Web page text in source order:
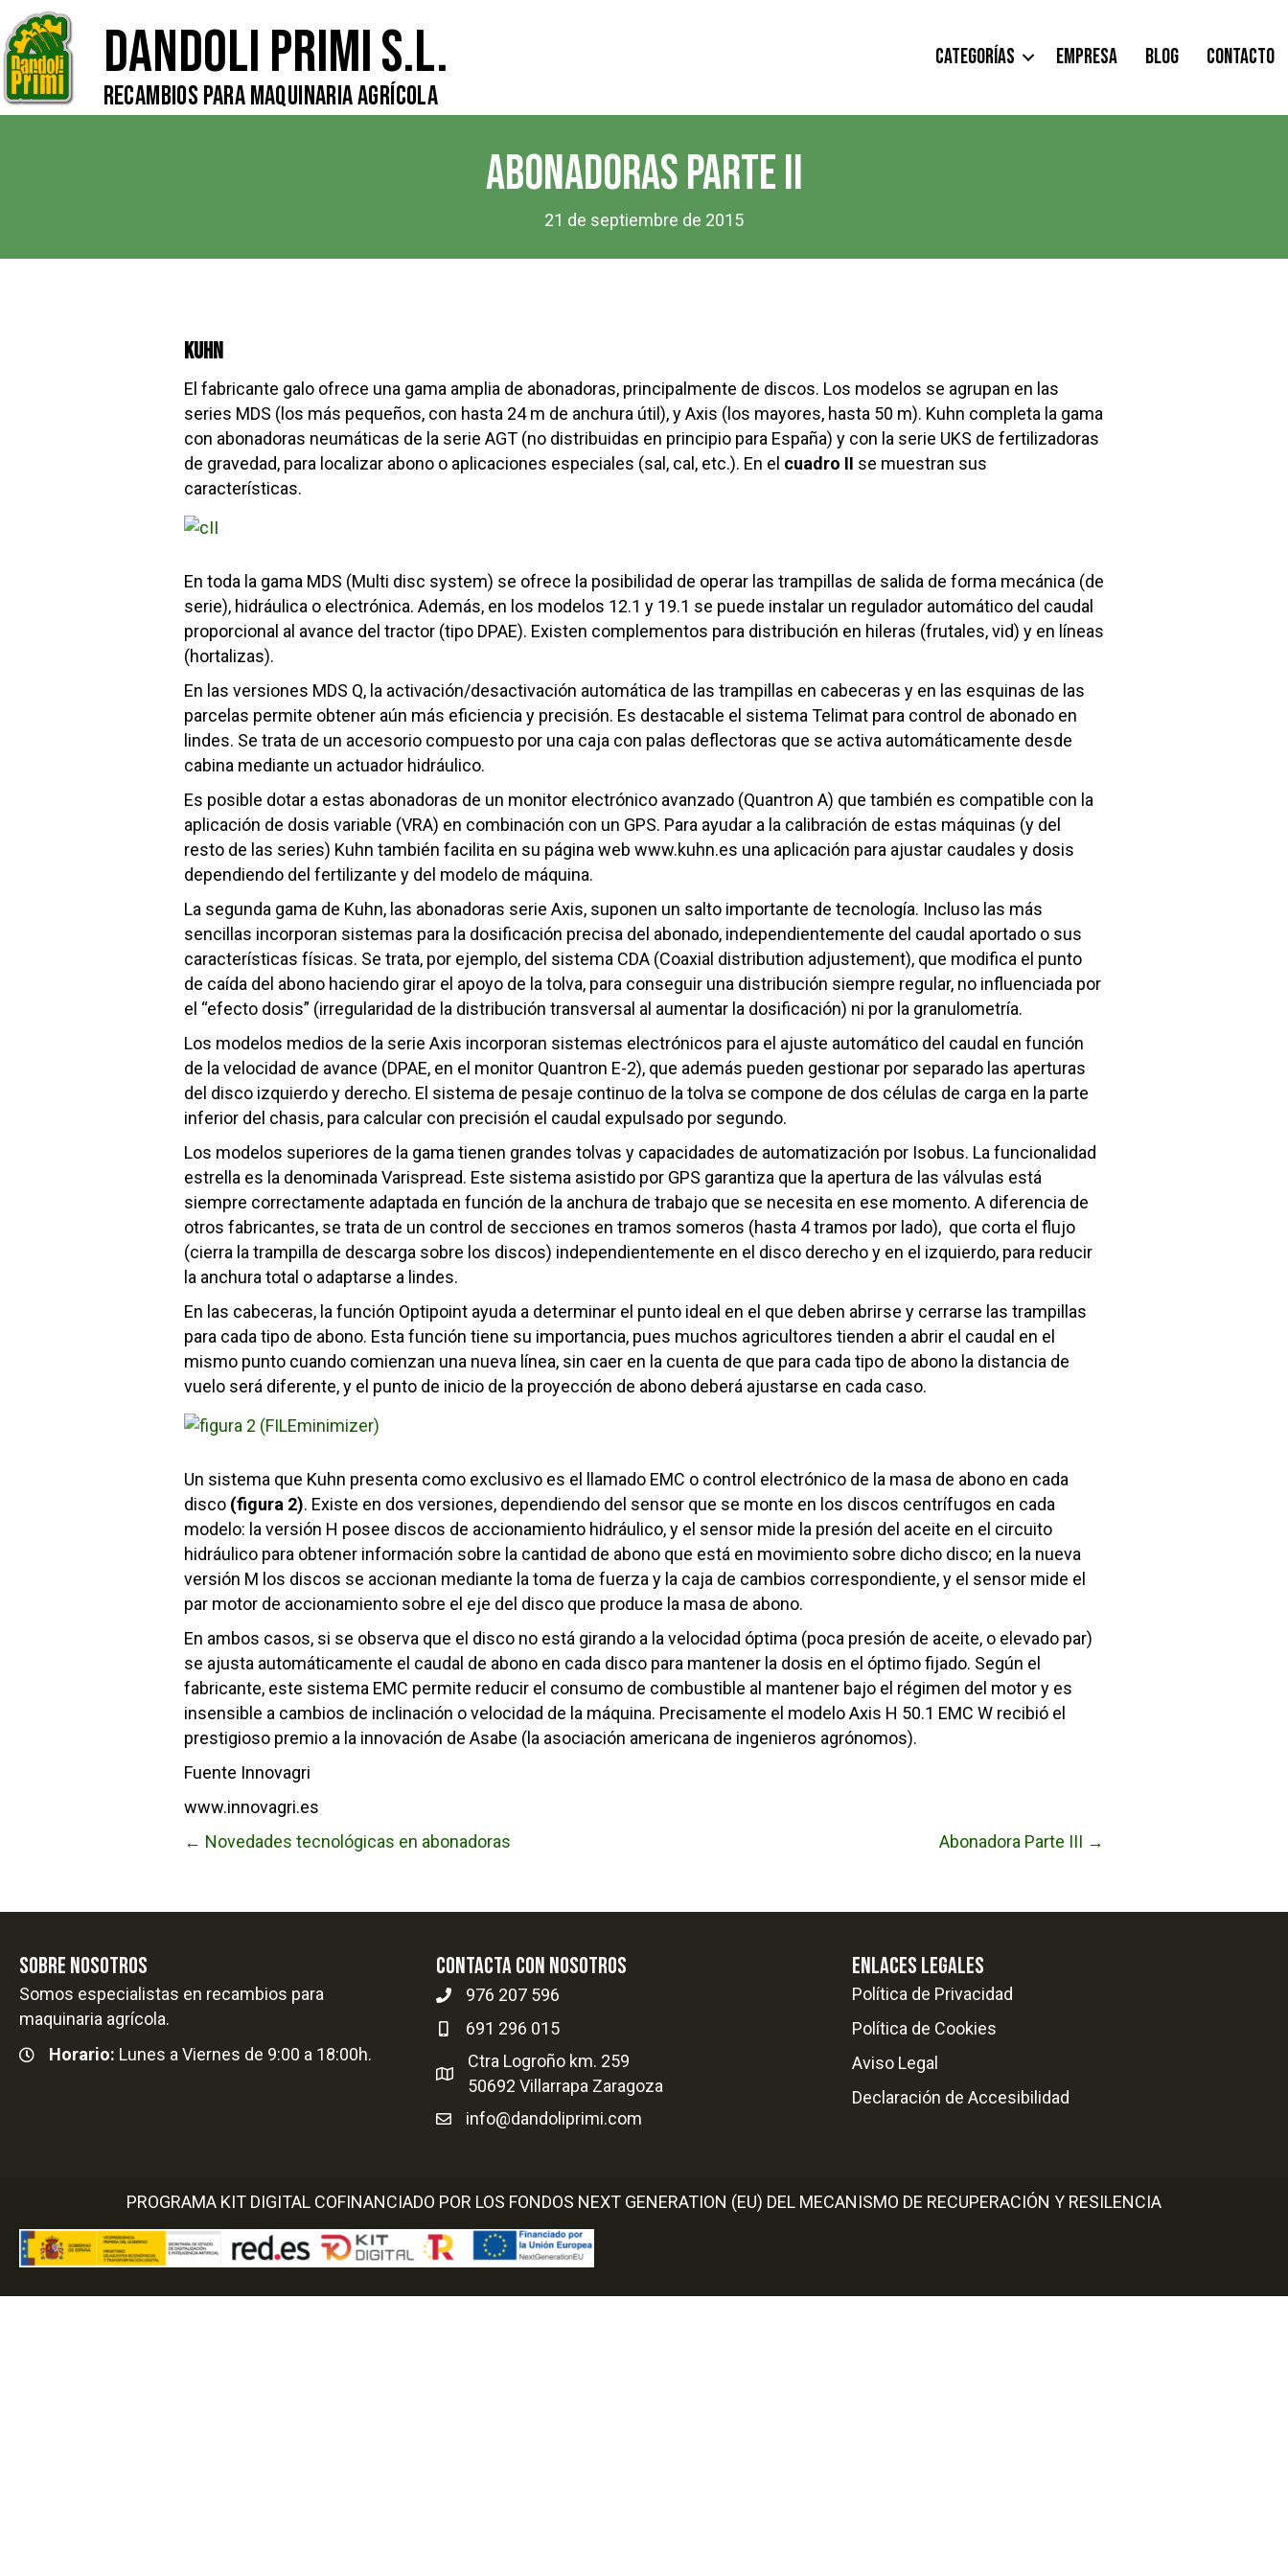
Dandoli Primi S.L.
Recambios para Maquinaria Agrícola
CATEGORÍAS EMPRESA BLOG CONTACTO
ABONADORAS PARTE II
21 de septiembre de 2015
Kuhn
El fabricante galo ofrece una gama amplia de abonadoras, principalmente de discos. Los modelos se agrupan en las
series MDS (los más pequeños, con hasta 24 m de anchura útil), y Axis (los mayores, hasta 50 m). Kuhn completa la gama
con abonadoras neumáticas de la serie AGT (no distribuidas en principio para España) y con la serie UKS de fertilizadoras
de gravedad, para localizar abono o aplicaciones especiales (sal, cal, etc.). En el cuadro II se muestran sus
características.
En toda la gama MDS (Multi disc system) se ofrece la posibilidad de operar las trampillas de salida de forma mecánica (de
serie), hidráulica o electrónica. Además, en los modelos 12.1 y 19.1 se puede instalar un regulador automático del caudal
proporcional al avance del tractor (tipo DPAE). Existen complementos para distribución en hileras (frutales, vid) y en líneas
(hortalizas).
En las versiones MDS Q, la activación/desactivación automática de las trampillas en cabeceras y en las esquinas de las
parcelas permite obtener aún más eficiencia y precisión. Es destacable el sistema Telimat para control de abonado en
lindes. Se trata de un accesorio compuesto por una caja con palas deflectoras que se activa automáticamente desde
cabina mediante un actuador hidráulico.
Es posible dotar a estas abonadoras de un monitor electrónico avanzado (Quantron A) que también es compatible con la
aplicación de dosis variable (VRA) en combinación con un GPS. Para ayudar a la calibración de estas máquinas (y del
resto de las series) Kuhn también facilita en su página web www.kuhn.es una aplicación para ajustar caudales y dosis
dependiendo del fertilizante y del modelo de máquina.
La segunda gama de Kuhn, las abonadoras serie Axis, suponen un salto importante de tecnología. Incluso las más
sencillas incorporan sistemas para la dosificación precisa del abonado, independientemente del caudal aportado o sus
características físicas. Se trata, por ejemplo, del sistema CDA (Coaxial distribution adjustement), que modifica el punto
de caída del abono haciendo girar el apoyo de la tolva, para conseguir una distribución siempre regular, no influenciada por
el “efecto dosis” (irregularidad de la distribución transversal al aumentar la dosificación) ni por la granulometría.
Los modelos medios de la serie Axis incorporan sistemas electrónicos para el ajuste automático del caudal en función
de la velocidad de avance (DPAE, en el monitor Quantron E-2), que además pueden gestionar por separado las aperturas
del disco izquierdo y derecho. El sistema de pesaje continuo de la tolva se compone de dos células de carga en la parte
inferior del chasis, para calcular con precisión el caudal expulsado por segundo.
Los modelos superiores de la gama tienen grandes tolvas y capacidades de automatización por Isobus. La funcionalidad
estrella es la denominada Varispread. Este sistema asistido por GPS garantiza que la apertura de las válvulas está
siempre correctamente adaptada en función de la anchura de trabajo que se necesita en ese momento. A diferencia de
otros fabricantes, se trata de un control de secciones en tramos someros (hasta 4 tramos por lado), que corta el flujo
(cierra la trampilla de descarga sobre los discos) independientemente en el disco derecho y en el izquierdo, para reducir
la anchura total o adaptarse a lindes.
En las cabeceras, la función Optipoint ayuda a determinar el punto ideal en el que deben abrirse y cerrarse las trampillas
para cada tipo de abono. Esta función tiene su importancia, pues muchos agricultores tienden a abrir el caudal en el
mismo punto cuando comienzan una nueva línea, sin caer en la cuenta de que para cada tipo de abono la distancia de
vuelo será diferente, y el punto de inicio de la proyección de abono deberá ajustarse en cada caso.
Un sistema que Kuhn presenta como exclusivo es el llamado EMC o control electrónico de la masa de abono en cada
disco (figura 2). Existe en dos versiones, dependiendo del sensor que se monte en los discos centrífugos en cada
modelo: la versión H posee discos de accionamiento hidráulico, y el sensor mide la presión del aceite en el circuito
hidráulico para obtener información sobre la cantidad de abono que está en movimiento sobre dicho disco; en la nueva
versión M los discos se accionan mediante la toma de fuerza y la caja de cambios correspondiente, y el sensor mide el
par motor de accionamiento sobre el eje del disco que produce la masa de abono.
En ambos casos, si se observa que el disco no está girando a la velocidad óptima (poca presión de aceite, o elevado par)
se ajusta automáticamente el caudal de abono en cada disco para mantener la dosis en el óptimo fijado. Según el
fabricante, este sistema EMC permite reducir el consumo de combustible al mantener bajo el régimen del motor y es
insensible a cambios de inclinación o velocidad de la máquina. Precisamente el modelo Axis H 50.1 EMC W recibió el
prestigioso premio a la innovación de Asabe (la asociación americana de ingenieros agrónomos).
Fuente Innovagri
www.innovagri.es
Posts
navigation
← Novedades tecnológicas en abonadoras Abonadora Parte III →
SOBRE NOSOTROS
Somos especialistas en recambios para
maquinaria agrícola.
Horario: Lunes a Viernes de 9:00 a 18:00h.
Contacta con nosotros
976 207 596
691 296 015
Ctra Logroño km. 259
50692 Villarrapa Zaragoza
info@dandoliprimi.com
ENLACES LEGALES
Política de Privacidad
Política de Cookies
Aviso Legal
Declaración de Accesibilidad
PROGRAMA KIT DIGITAL COFINANCIADO POR LOS FONDOS NEXT GENERATION (EU) DEL MECANISMO DE RECUPERACIÓN Y RESILENCIA